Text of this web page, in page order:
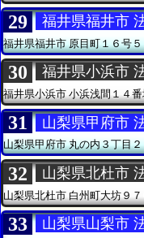
29 福井県福井市
福井県福井市原目町１６号
30 福井県小浜市
福井県小浜市 小浜浅間１４
31 山梨県甲府市
山梨県甲府市丸の内３丁目
32 山梨県北杜市
山梨県北杜市 白州町大坊９
33 山梨県山梨市